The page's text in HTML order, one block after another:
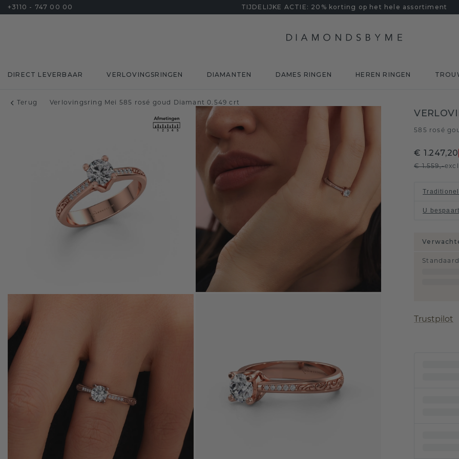
+3110 - 747 00 00 TIJDELIJKE ACTIE: 20% korting op het hele assortiment
DIRECT LEVERBAAR VERLOVINGSRINGEN DIAMANTEN DAMES RINGEN HEREN RINGEN
Terug Verlovingsring Mei 585 rosé goud Diamant 0.549 crt
585 rosé
€ 1.247,20
€ 1.559,-
U bespaart
Standaard
Trustpilot